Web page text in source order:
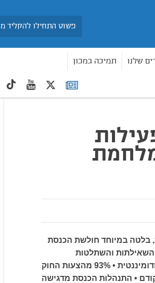
שלנו תמיכה במכון
רשימת
תפוצה
twitter
youtube
בלטה במיוחד חולשת הכנסת
והשתלטות
הממשלה על הליך החקיקה - חקיקת בזק ממשלתית ודומיננטית • 93% מהצעות החוק
לעומת 66%-70% במושב הקודם • התנהלות הכנסת מדגישה